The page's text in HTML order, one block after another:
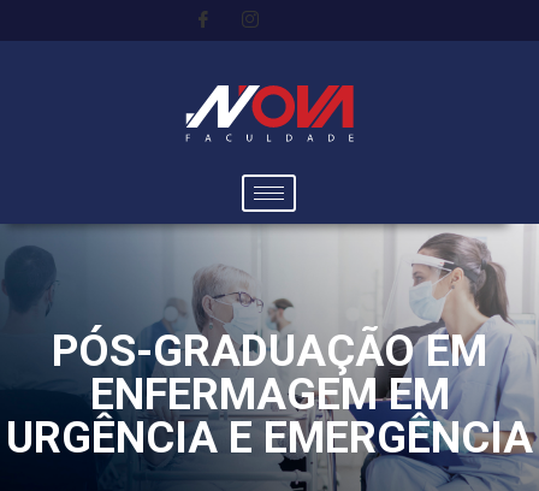
PÓS-GRADUAÇÃO EM
ENFERMAGEM EM
URGÊNCIA E EMERGÊNCIA